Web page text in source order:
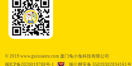
© 2019 www.guixiaotu.com 厦门龟小兔科技有限公司
闽ICP备2020019788号-1
闽公网安备 35020302034161号